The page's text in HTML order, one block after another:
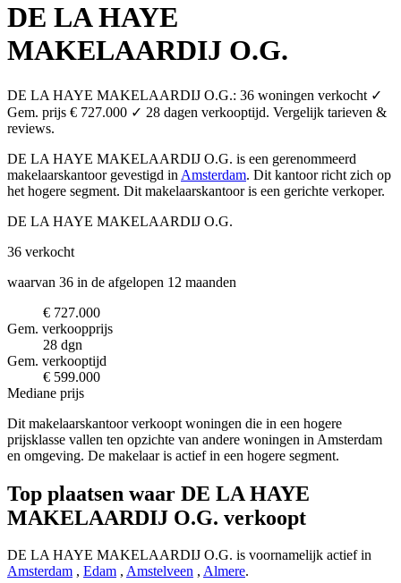
DE LA HAYE
MAKELAARDIJ O.G.
DE LA HAYE MAKELAARDIJ O.G.: 36 woningen verkocht ✓
Gem. prijs € 727.000 ✓ 28 dagen verkooptijd. Vergelijk tarieven &
reviews.
DE LA HAYE MAKELAARDIJ O.G. is een gerenommeerd
makelaarskantoor gevestigd in Amsterdam. Dit kantoor richt zich op
het hogere segment. Dit makelaarskantoor is een gerichte verkoper.
DE LA HAYE MAKELAARDIJ O.G.
36 verkocht
waarvan 36 in de afgelopen 12 maanden
€ 727.000
Gem. verkoopprijs
28 dgn
Gem. verkooptijd
€ 599.000
Mediane prijs
Dit makelaarskantoor verkoopt woningen die in een hogere
prijsklasse vallen ten opzichte van andere woningen in Amsterdam
en omgeving. De makelaar is actief in een hogere segment.
Top plaatsen waar DE LA HAYE
MAKELAARDIJ O.G. verkoopt
DE LA HAYE MAKELAARDIJ O.G. is voornamelijk actief in
Amsterdam , Edam , Amstelveen , Almere.